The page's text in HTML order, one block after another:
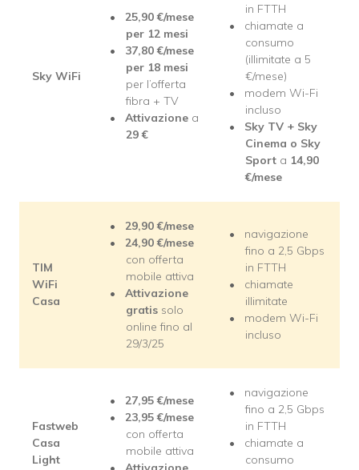
Sky WiFi
25,90 €/mese
per 12 mesi
37,80 €/mese
per 18 mesi
per l’offerta
fibra + TV
Attivazione a
29 €
in FTTH
chiamate a
consumo
(illimitate a 5
€/mese)
modem Wi-Fi
incluso
Sky TV + Sky
Cinema o Sky
Sport a 14,90
€/mese
TIM
WiFi
Casa
29,90 €/mese
24,90 €/mese
con offerta
mobile attiva
Attivazione
gratis solo
online fino al
29/3/25
navigazione
fino a 2,5 Gbps
in FTTH
chiamate
illimitate
modem Wi-Fi
incluso
Fastweb
Casa
Light
27,95 €/mese
23,95 €/mese
con offerta
mobile attiva
navigazione
fino a 2,5 Gbps
in FTTH
chiamate a
consumo